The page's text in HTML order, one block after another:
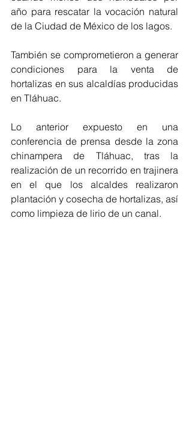
año para rescatar la vocación natural
de la Ciudad de México de los lagos.
También se comprometieron a generar
condiciones para la venta de
hortalizas en sus alcaldías producidas
en Tláhuac.
Lo anterior expuesto en una
conferencia de prensa desde la zona
chinampera de Tláhuac, tras la
realización de un recorrido en trajinera
en el que los alcaldes realizaron
plantación y cosecha de hortalizas, así
como limpieza de lirio de un canal.